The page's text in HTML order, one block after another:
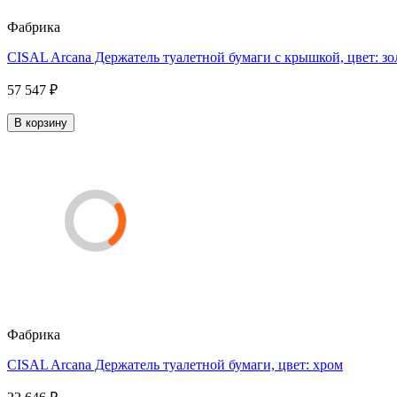
Фабрика
CISAL Arcana Держатель туалетной бумаги с крышкой, цвет:
57 547 ₽
В корзину
Фабрика
CISAL Arcana Держатель туалетной бумаги, цвет: хром